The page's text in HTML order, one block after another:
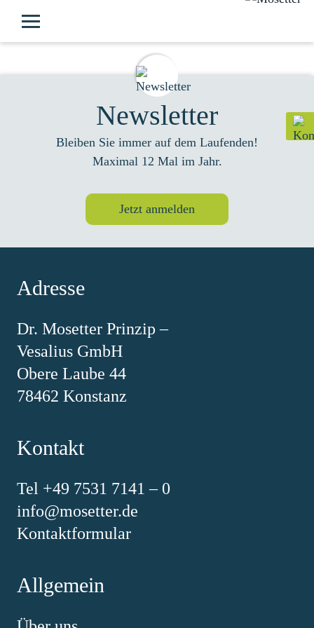
Newsletter
Bleiben Sie immer auf dem Laufenden!
Maximal 12 Mal im Jahr.
Jetzt anmelden
Adresse
Dr. Mosetter Prinzip –
Vesalius GmbH
Obere Laube 44
78462 Konstanz
Kontakt
Tel +49 7531 7141 – 0
info@mosetter.de
Kontaktformular
Allgemein